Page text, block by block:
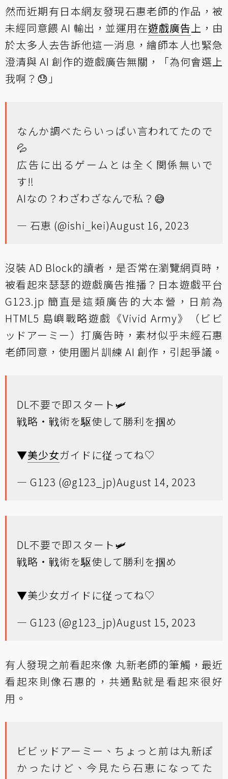
然而近期有日本網友發現石惠老師的作品，被
未經同意餵 AI 輸出，並運用在遊戲廣告上，由
於太多人去告訴他這一消息，繪師本人也緊急
澄清與 AI 創作的遊戲廣告無關，「為何會選上
我啊？😓」
なんか調べたらいっぱい言われてたので
💦
広告に出るゲームとは全く関係無いで
す‼︎
AIなの？わざわざなんで私？😅
— 石恵 (@ishi_kei)August 16, 2023
沒裝 AD Block的讀者，是否常在瀏覽網頁時，
被看起來瑟瑟的遊戲廣告推播？日本遊戲平台
G123.jp 簡直是這類廣告的大本營，日前為
HTML5 島嶼戰略遊戲《Vivid Army》（ビビ
ッドアーミー）打廣告時，素材似乎未經石惠
老師同意，使用圖片訓練 AI 創作，引起爭議。
DL不要で即スタート🛩️
戦略・戦術を駆使して勝利を掴め
▼美少女ガイドに従ってね♡
— G123 (@g123_jp)August 14, 2023
DL不要で即スタート🛩️
戦略・戦術を駆使して勝利を掴め
▼美少女ガイドに従ってね♡
— G123 (@g123_jp)August 15, 2023
有人發現之前看起來像 丸新老師的筆觸，最近
看起來則像石惠的，共通點就是看起來很好
用。
ビビッドアーミー、ちょっと前は丸新ぽ
かったけど、今見たら石恵になってた